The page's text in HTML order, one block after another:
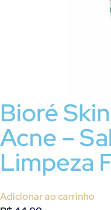
Bioré
Acne –
Limpeza
Adicionar ao carrinho